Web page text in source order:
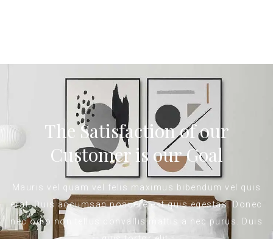
The Satisfaction of our
Customer is our Goal
Mauris vel quam vel felis maximus bibendum vel quis
erat. Duis accumsan posuere est quis egestas. Donec
nec odio non tellus convallis mattis a nec purus. Duis